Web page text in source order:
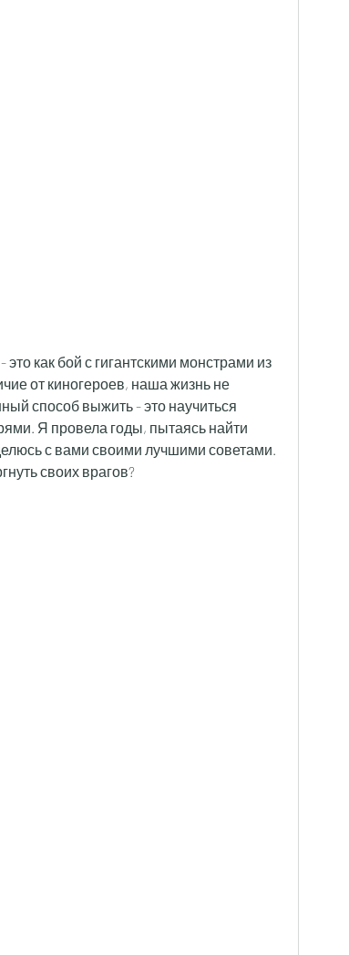
как бой с гигантскими монстрами из
от киногероев, наша жизнь не
способ выжить - это научиться
Я провела годы, пытаясь найти
с вами своими лучшими советами.
своих врагов?